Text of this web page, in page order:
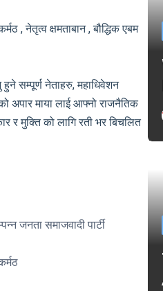
, नेतृत्व क्षमताबान , बौद्धिक एबम
हुने सम्पूर्ण नेताहरु, महाधिवेशन
अपार माया लाई आफ्नो राजनैतिक
र मुक्ति को लागि रती भर बिचलित
जनता समाजवादी पार्टी